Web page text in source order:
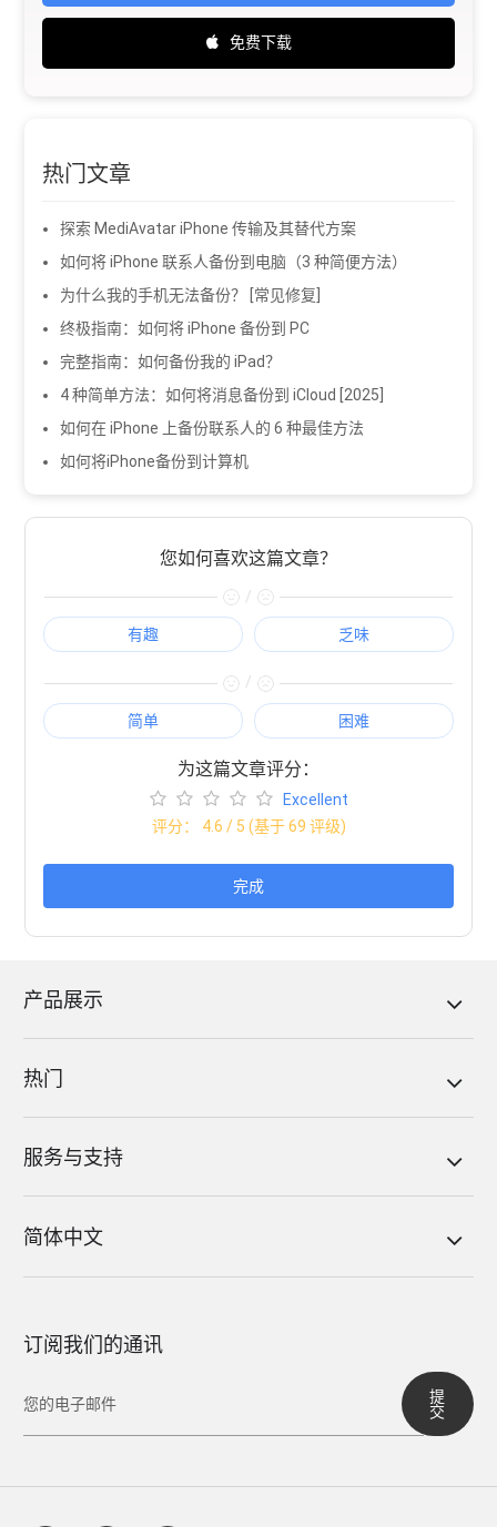
免费下载
热门文章
探索 MediAvatar iPhone 传输及其替代方案
如何将 iPhone 联系人备份到电脑（3 种简便方法）
为什么我的手机无法备份？ [常见修复]
终极指南：如何将 iPhone 备份到 PC
完整指南：如何备份我的 iPad？
4 种简单方法：如何将消息备份到 iCloud [2025]
如何在 iPhone 上备份联系人的 6 种最佳方法
如何将iPhone备份到计算机
您如何喜欢这篇文章？
/
有趣 乏味
/
简单 困难
为这篇文章评分：
Excellent
评分： 4.6 / 5 (基于69 评级)
完成
产品展示
热门
服务与支持
简体中文
订阅我们的通讯
提
交